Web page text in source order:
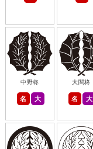
中野柊
名 大
大関柊
名 大